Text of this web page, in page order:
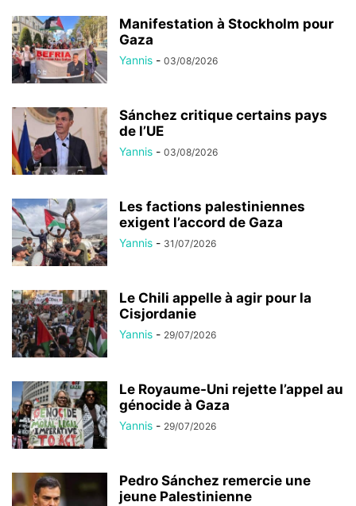
Manifestation à Stockholm pour
Gaza
Yannis - 03/08/2026
Sánchez critique certains pays
de l’UE
Yannis - 03/08/2026
Les factions palestiniennes
exigent l’accord de Gaza
Yannis - 31/07/2026
Le Chili appelle à agir pour la
Cisjordanie
Yannis - 29/07/2026
Le Royaume-Uni rejette l’appel au
génocide à Gaza
Yannis - 29/07/2026
Pedro Sánchez remercie une
jeune Palestinienne